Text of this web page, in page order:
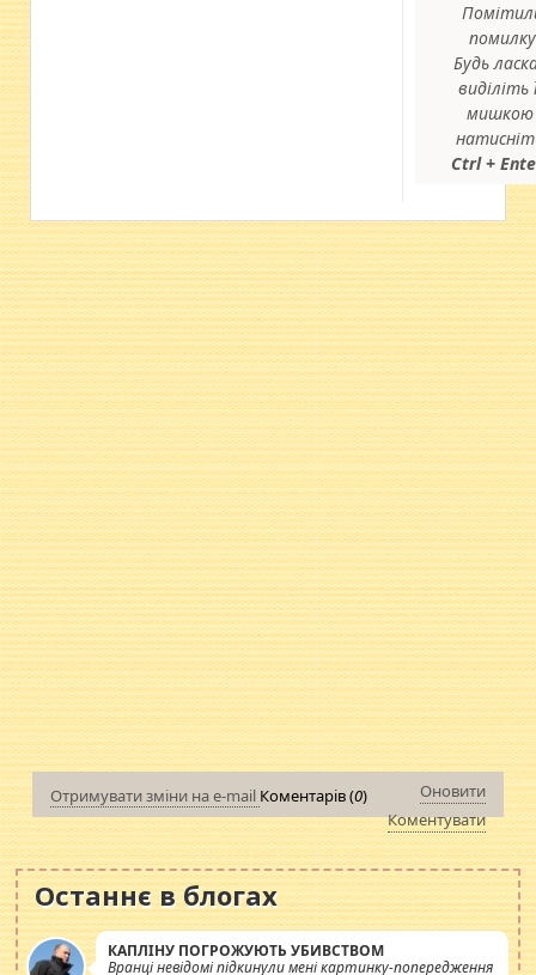
Будь
виділіть
мишкою
Ctrl +
Отримувати зміни на e-mail Коментарів (0)
Оновити
Коментувати
Останнє в блогах
КАПЛІНУ ПОГРОЖУЮТЬ УБИВСТВОМ
Вранці невідомі підкинули мені картинку-попередження